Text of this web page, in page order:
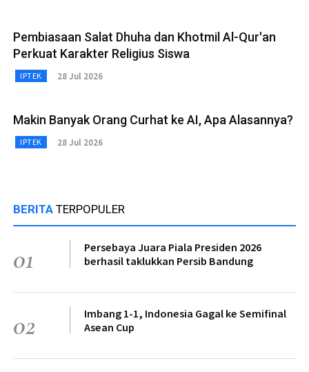
Pembiasaan Salat Dhuha dan Khotmil Al-Qur'an
Perkuat Karakter Religius Siswa
IPTEK 28 Jul 2026
Makin Banyak Orang Curhat ke AI, Apa Alasannya?
IPTEK 28 Jul 2026
BERITA TERPOPULER
01
Persebaya Juara Piala Presiden 2026
berhasil taklukkan Persib Bandung
02
Imbang 1-1, Indonesia Gagal ke Semifinal
Asean Cup